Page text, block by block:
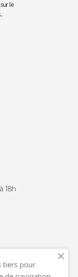
le
18h
tiers pour